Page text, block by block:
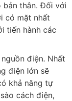
thân. Đối với
có mặt nhất
tiến hành các
điện. Nhất
điện lớn sẽ
khả năng tự
cách điện,